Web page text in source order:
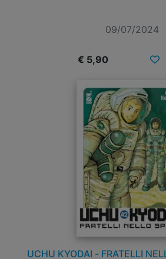
09/07/2024
€ 5,90
UCHU KYODAI - FRATELLI